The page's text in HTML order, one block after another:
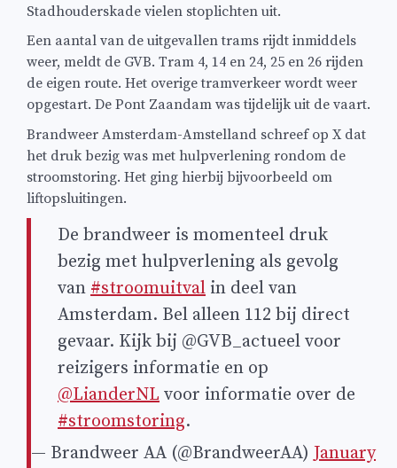
Stadhouderskade vielen stoplichten uit.
Een aantal van de uitgevallen trams rijdt inmiddels
weer, meldt de GVB. Tram 4, 14 en 24, 25 en 26 rijden
de eigen route. Het overige tramverkeer wordt weer
opgestart. De Pont Zaandam was tijdelijk uit de vaart.
Brandweer Amsterdam-Amstelland schreef op X dat
het druk bezig was met hulpverlening rondom de
stroomstoring. Het ging hierbij bijvoorbeeld om
liftopsluitingen.
De brandweer is momenteel druk
bezig met hulpverlening als gevolg
van #stroomuitval in deel van
Amsterdam. Bel alleen 112 bij direct
gevaar. Kijk bij @GVB_actueel voor
reizigers informatie en op
@LianderNL voor informatie over de
#stroomstoring.
— Brandweer AA (@BrandweerAA)January